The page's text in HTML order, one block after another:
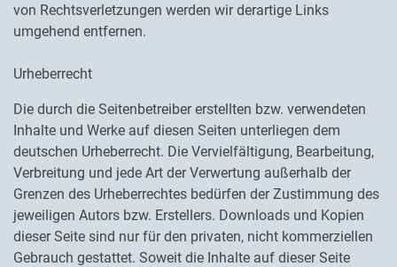
von Rechtsverletzungen werden wir derartige Links
umgehend entfernen.
Urheberrecht
Die durch die Seitenbetreiber erstellten bzw. verwendeten
Inhalte und Werke auf diesen Seiten unterliegen dem
deutschen Urheberrecht. Die Vervielfältigung, Bearbeitung,
Verbreitung und jede Art der Verwertung außerhalb der
Grenzen des Urheberrechtes bedürfen der Zustimmung des
jeweiligen Autors bzw. Erstellers. Downloads und Kopien
dieser Seite sind nur für den privaten, nicht kommerziellen
Gebrauch gestattet. Soweit die Inhalte auf dieser Seite